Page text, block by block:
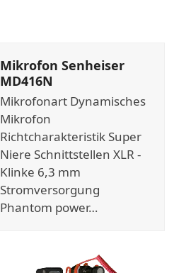
Mikrofon Senheiser
MD416N
Mikrofonart Dynamisches
Mikrofon
Richtcharakteristik Super
Niere Schnittstellen XLR -
Klinke 6,3 mm
Stromversorgung
Phantom power…